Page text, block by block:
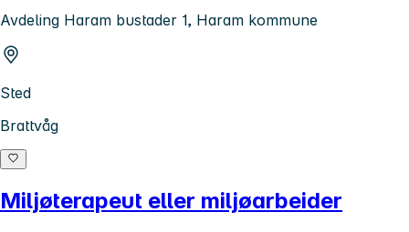
Avdeling Haram bustader 1, Haram kommune
Sted
Brattvåg
Miljøterapeut eller miljøarbeider